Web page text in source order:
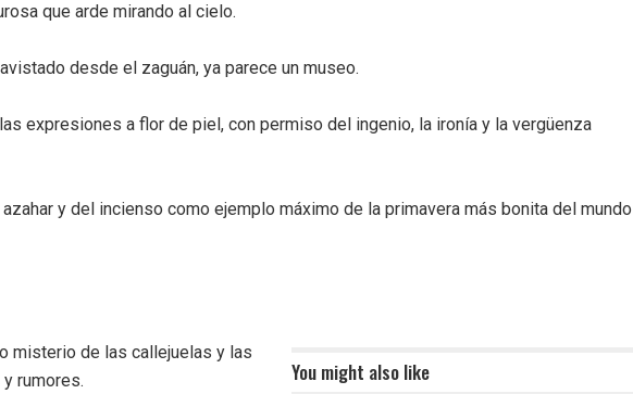
que arde mirando al cielo.
desde el zaguán, ya parece un museo.
expresiones a flor de piel, con permiso del ingenio, la ironía y la vergüenza
y del incienso como ejemplo máximo de la primavera más bonita del mundo
You might also like
misterio de las callejuelas y las
rumores.